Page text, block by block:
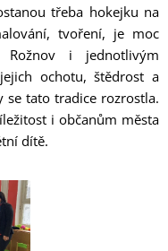
třeba hokejku na
tvoření, je moc
Rožnov i jednotlivým
ochotu, štědrost a
tato tradice rozrostla.
i občanům města
dítě.